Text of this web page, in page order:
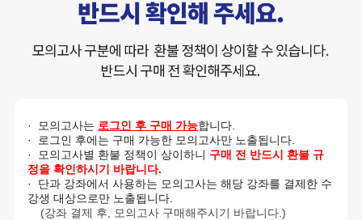
· 모의고사는 로그인 후 구매 가능합니다.
· 로그인 후에는 구매 가능한 모의고사만 노출됩니다.
· 모의고사별 환불 정책이 상이하니 구매 전 반드시 환불 규
정을 확인하시기 바랍니다.
· 단과 강좌에서 사용하는 모의고사는 해당 강좌를 결제한 수
강생 대상으로만 노출됩니다.
(강좌 결제 후, 모의고사 구매해주시기 바랍니다.)